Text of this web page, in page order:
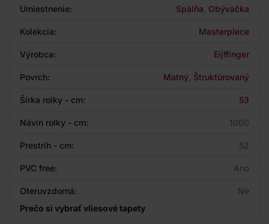
Umiestnenie: Spálňa Obývačka
Kolekcia: Masterpiece
Výrobca: Eijffinger
Povrch: Matný Štruktúrovaný
Šírka rolky - cm: 53
Návin rolky - cm: 1000
Prestrih - cm: 52
PVC free: Ano
Oteruvzdorná:
Ne
Prečo si vybrať vliesové tapety